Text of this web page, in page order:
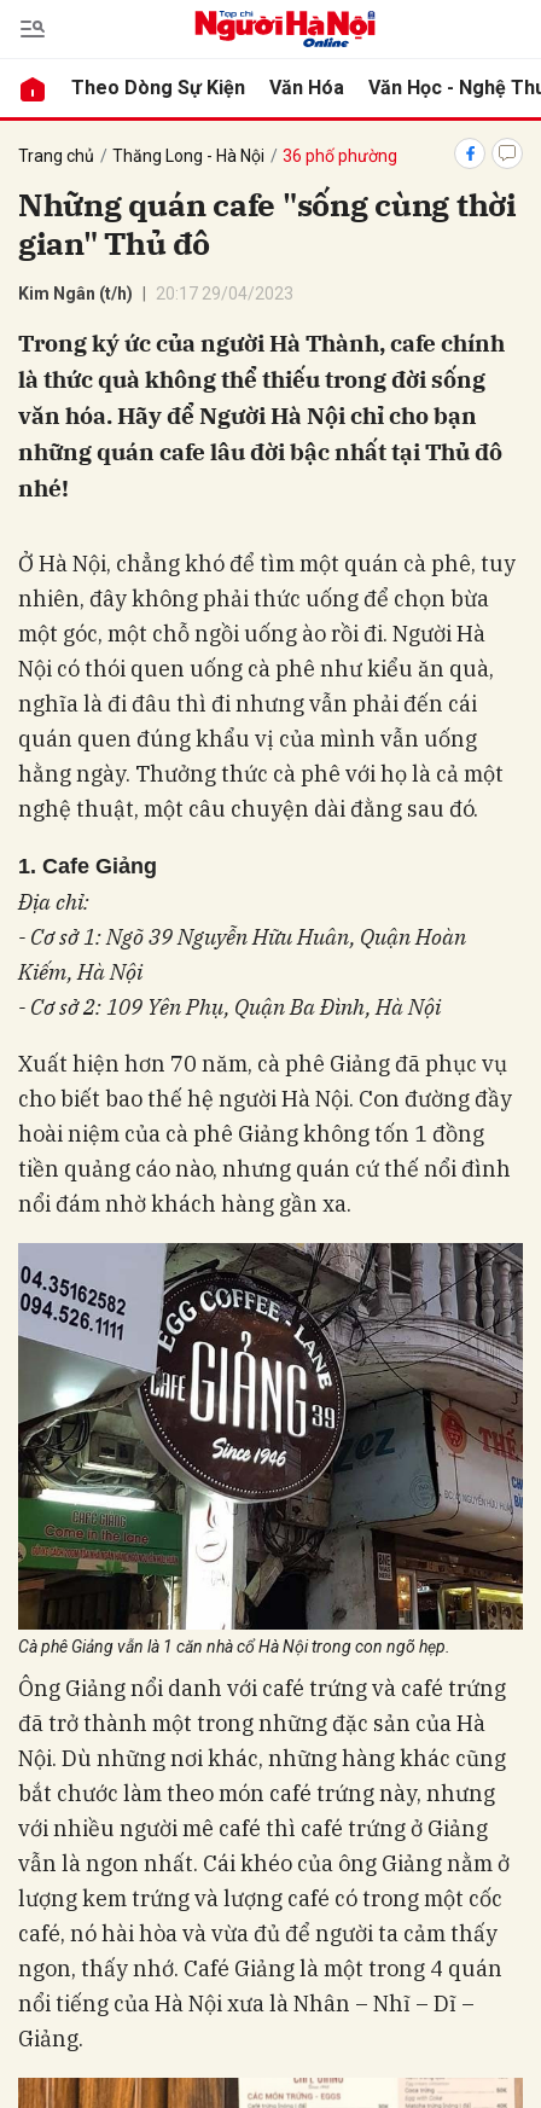
Theo Dòng Sự Kiện Văn Hóa Văn Học - Nghệ
Trang chủ Thăng Long - Hà Nội 36 phố phường
Những quán cafe "sống cùng thời
gian" Thủ đô
Kim Ngân (t/h) 20:17 29/04/2023
Trong ký ức của người Hà Thành, cafe chính
là thức quà không thể thiếu trong đời sống
văn hóa. Hãy để Người Hà Nội chỉ cho bạn
những quán cafe lâu đời bậc nhất tại Thủ đô
nhé!
Ở Hà Nội, chẳng khó để tìm một quán cà phê, tuy
nhiên, đây không phải thức uống để chọn bừa
một góc, một chỗ ngồi uống ào rồi đi. Người Hà
Nội có thói quen uống cà phê như kiểu ăn quà,
nghĩa là đi đâu thì đi nhưng vẫn phải đến cái
quán quen đúng khẩu vị của mình vẫn uống
hằng ngày. Thưởng thức cà phê với họ là cả một
nghệ thuật, một câu chuyện dài đằng sau đó.
1. Cafe Giảng
Địa chỉ:
- Cơ sở 1: Ngõ 39 Nguyễn Hữu Huân, Quận Hoàn
Kiếm, Hà Nội
- Cơ sở 2: 109 Yên Phụ, Quận Ba Đình, Hà Nội
Xuất hiện hơn 70 năm, cà phê Giảng đã phục vụ
cho biết bao thế hệ người Hà Nội. Con đường đầy
hoài niệm của cà phê Giảng không tốn 1 đồng
tiền quảng cáo nào, nhưng quán cứ thế nổi đình
nổi đám nhờ khách hàng gần xa.
Cà phê Giảng vẫn là 1 căn nhà cổ Hà Nội trong con ngõ hẹp.
Ông Giảng nổi danh với café trứng và café trứng
đã trở thành một trong những đặc sản của Hà
Nội. Dù những nơi khác, những hàng khác cũng
bắt chước làm theo món café trứng này, nhưng
với nhiều người mê café thì café trứng ở Giảng
vẫn là ngon nhất. Cái khéo của ông Giảng nằm ở
lượng kem trứng và lượng café có trong một cốc
café, nó hài hòa và vừa đủ để người ta cảm thấy
ngon, thấy nhớ. Café Giảng là một trong 4 quán
nổi tiếng của Hà Nội xưa là Nhân – Nhĩ – Dĩ –
Giảng.
luận
Hủy